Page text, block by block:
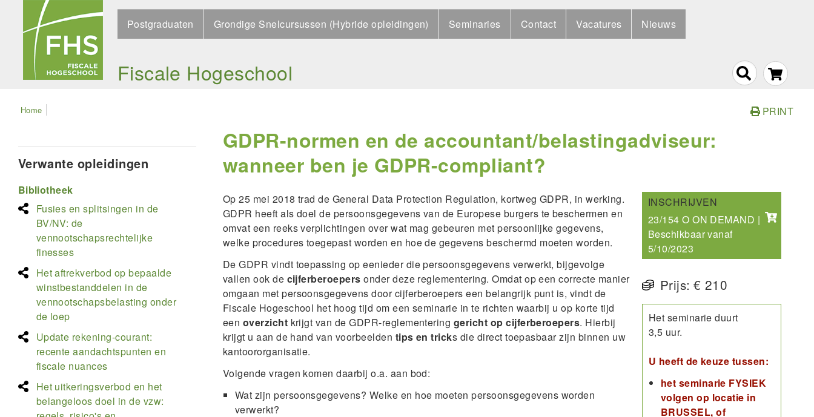
navigation
Fiscale Hogeschool
Postgraduaten Grondige Snelcursussen (Hybride opleidingen) Seminaries Contact Vacatures Nieuws
Search
PRINT
Kruimelpad
Home
GDPR-normen en de accountant/belastingadviseur:
wanneer ben je GDPR-compliant?
Op 25 mei 2018 trad de General Data Protection Regulation, kortweg GDPR, in werking.
GDPR heeft als doel de persoonsgegevens van de Europese burgers te beschermen en
omvat een reeks verplichtingen over wat mag gebeuren met persoonlijke gegevens,
welke procedures toegepast worden en hoe de gegevens beschermd moeten worden.
De GDPR vindt toepassing op eenieder die persoonsgegevens verwerkt, bijgevolge
vallen ook de cijferberoepersonder deze reglementering. Omdat op een correcte manier
omgaan met persoonsgegevens door cijferberoepers een belangrijk punt is, vindt de
Fiscale Hogeschool het hoog tijd om een seminarie in te richten waarbij u op korte tijd
een overzicht krijgt van de GDPR-reglementering gericht op cijferberoepers. Hierbij
krijgt u aan de hand van voorbeelden tips en tricks die direct toepasbaar zijn binnen uw
kantoororganisatie.
Volgende vragen komen daarbij o.a. aan bod:
Wat zijn persoonsgegevens? Welke en hoe moeten persoonsgegevens worden
verwerkt?
INSCHRIJVEN
23/154 O ON DEMAND |
Beschikbaar vanaf
5/10/2023
Prijs: € 210
Het seminarie duurt
3,5 uur.
U heeft de keuze tussen:
het seminarie FYSIEK
volgen op locatie in
BRUSSEL, of
Verwante opleidingen
Bibliotheek
Fusies en splitsingen in de
BV/NV: de
vennootschapsrechtelijke
finesses
Het aftrekverbod op bepaalde
winstbestanddelen in de
vennootschapsbelasting onder
de loep
Update rekening-courant:
recente aandachtspunten en
fiscale nuances
Het uitkeringsverbod en het
belangeloos doel in de vzw: